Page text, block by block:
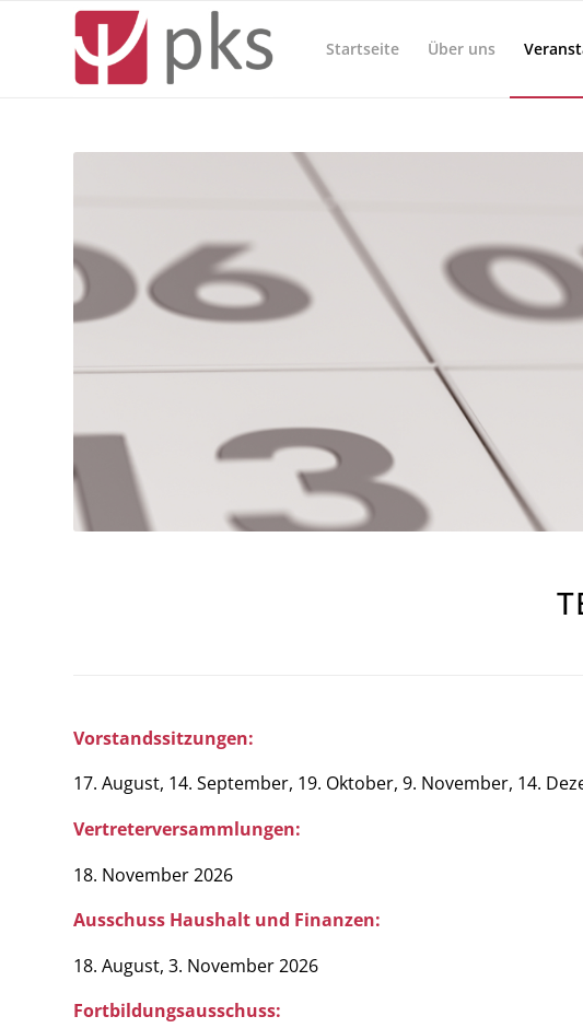
Startseite Über uns
Vorstandssitzungen:
17. August, 14. September, 19. Oktober, 9. November, 14.
Vertreterversammlungen:
18. November 2026
Ausschuss Haushalt und Finanzen:
18. August, 3. November 2026
Fortbildungsausschuss: